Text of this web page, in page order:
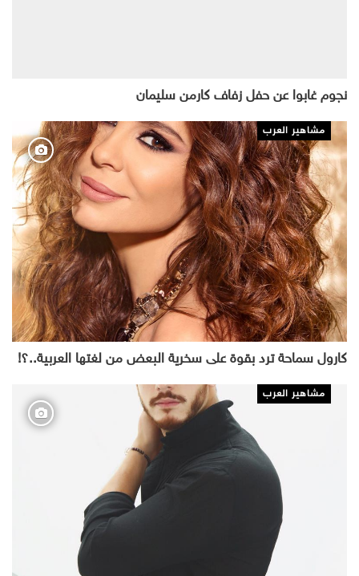
نجوم غابوا عن حفل زفاف كارمن سليمان
مشاهير العرب
كارول سماحة ترد بقوة على سخرية البعض من لغتها العربية..؟!
مشاهير العرب